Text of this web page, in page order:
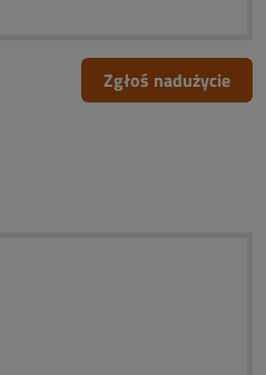
Zgłoś nadużycie